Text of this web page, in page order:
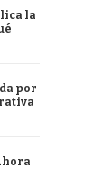
la
por